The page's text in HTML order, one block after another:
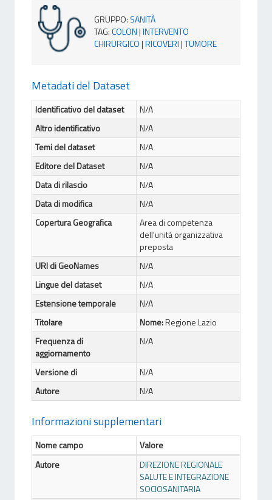
GRUPPO: SANITÀ
TAG:COLON|INTERVENTO
CHIRURGICO|RICOVERI|TUMORE
Metadati del Dataset
Identificativo del dataset
N/A
Altro identificativo
N/A
Temi del dataset
N/A
Editore del Dataset
N/A
Data di rilascio
N/A
Data di modifica
N/A
Copertura Geografica
Area di competenza
dell'unità organizzativa
preposta
URI di GeoNames
N/A
Lingue del dataset
N/A
Estensione temporale
N/A
Titolare
Nome:Regione Lazio
Frequenza di
aggiornamento
N/A
Versione di
N/A
Autore
N/A
Informazioni supplementari
Nome campo
Valore
Autore
DIREZIONE REGIONALE
SALUTE E INTEGRAZIONE
SOCIOSANITARIA